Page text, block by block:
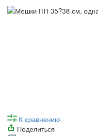
К сравнению
Поделиться